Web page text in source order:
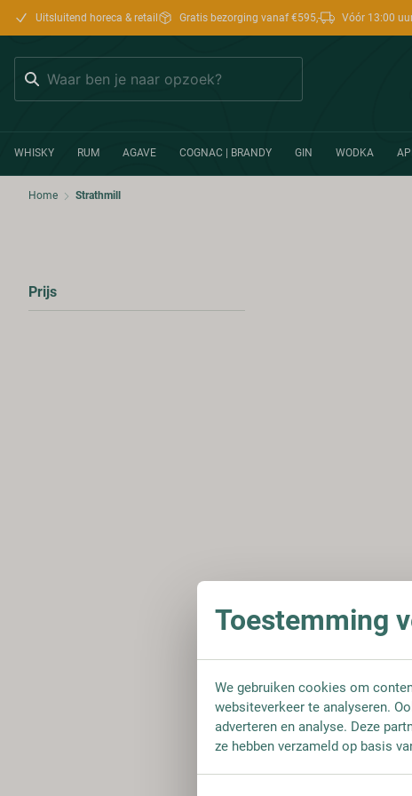
Uitsluitend horeca & retail Gratis bezorging vanaf €595,- Vóór 13:00
WHISKY RUM AGAVE COGNAC | BRANDY GIN WODKA
Home Strathmill
Prijs
Toestemming
We gebruiken cookies om
websiteverkeer te analyseren.
adverteren en analyse. Deze
ze hebben verzameld op basis